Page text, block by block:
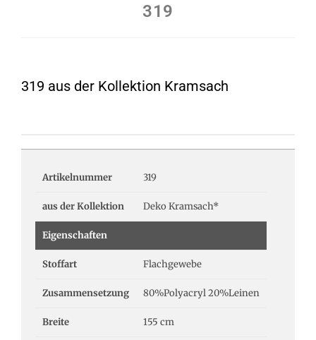
319
319 aus der Kollektion Kramsach
Artikelnummer 319
aus der Kollektion Deko Kramsach*
Eigenschaften
Stoffart Flachgewebe
Zusammensetzung 80%Polyacryl 20%Leinen
Breite 155 cm